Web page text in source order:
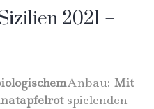
2021 –
Anbau: Mit
spielenden